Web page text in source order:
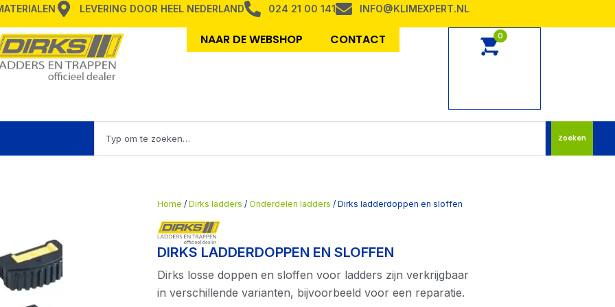
LEVERING DOOR HEEL NEDERLAND 024 21 00 141 INFO@KLIMEXPERT.NL
NAAR DE WEBSHOP CONTACT 0
Zoeken
Home / Dirks ladders / Onderdelen ladders / Dirks ladderdoppen en sloffen
DIRKS LADDERDOPPEN EN SLOFFEN
Dirks losse doppen en sloffen voor ladders zijn verkrijgbaar
in verschillende varianten, bijvoorbeeld voor een reparatie.